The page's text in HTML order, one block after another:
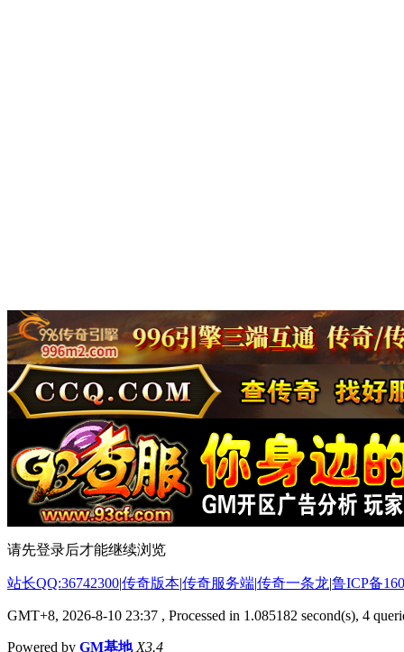
请先登录后才能继续浏览
站长QQ:36742300|传奇版本|传奇服务端|传奇一条龙|鲁ICP备
GMT+8, 2026-8-10 23:37 , Processed in 1.085182 second(s), 4
Powered by GM基地 X3.4